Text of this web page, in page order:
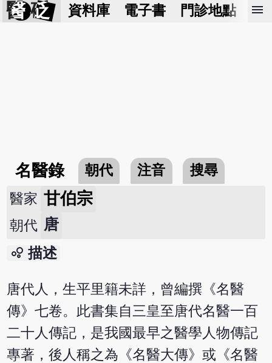
醫 砭 資料庫 電子書 門診地點 預
menu
名醫錄 朝代 注音
搜尋
醫家 甘伯宗
朝代 唐
bubble_chart 描述
唐代人，生平里籍未詳，曾編撰《名醫
傳》七卷。此書集自三皇至唐代名醫一百
二十人傳記，是我國最早之醫學人物傳記
專著，後人稱之為《名醫大傳》或《名醫